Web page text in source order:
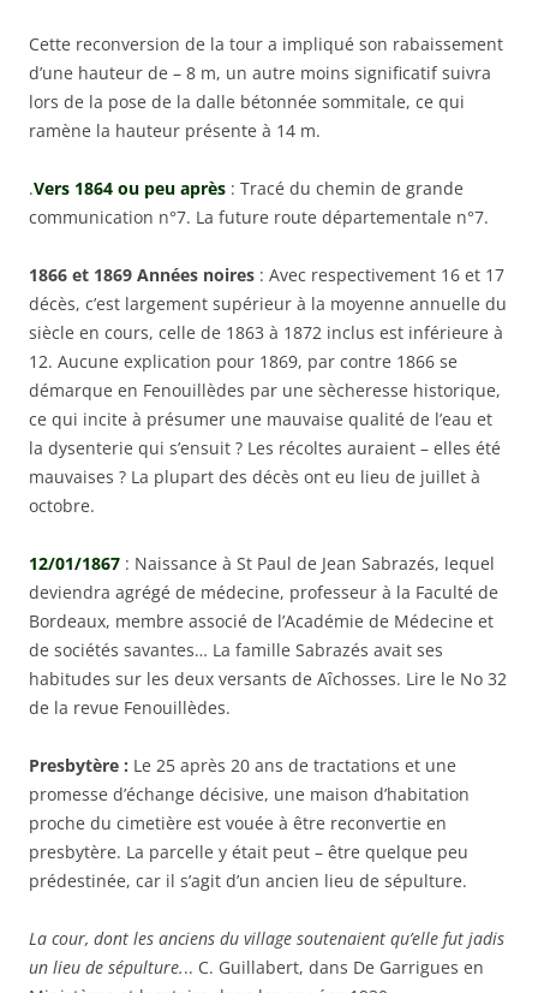
Cette reconversion de la tour a impliqué son rabaissement
d’une hauteur de – 8 m, un autre moins significatif suivra
lors de la pose de la dalle bétonnée sommitale, ce qui
ramène la hauteur présente à 14 m.
.Vers 1864 ou peu après : Tracé du chemin de grande
communication n°7. La future route départementale n°7.
1866 et 1869 Années noires : Avec respectivement 16 et 17
décès, c’est largement supérieur à la moyenne annuelle du
siècle en cours, celle de 1863 à 1872 inclus est inférieure à
12. Aucune explication pour 1869, par contre 1866 se
démarque en Fenouillèdes par une sècheresse historique,
ce qui incite à présumer une mauvaise qualité de l’eau et
la dysenterie qui s’ensuit ? Les récoltes auraient – elles été
mauvaises ? La plupart des décès ont eu lieu de juillet à
octobre.
12/01/1867 : Naissance à St Paul de Jean Sabrazés, lequel
deviendra agrégé de médecine, professeur à la Faculté de
Bordeaux, membre associé de l’Académie de Médecine et
de sociétés savantes… La famille Sabrazés avait ses
habitudes sur les deux versants de Aîchosses. Lire le No 32
de la revue Fenouillèdes.
Presbytère : Le 25 après 20 ans de tractations et une
promesse d’échange décisive, une maison d’habitation
proche du cimetière est vouée à être reconvertie en
presbytère. La parcelle y était peut – être quelque peu
prédestinée, car il s’agit d’un ancien lieu de sépulture.
La cour, dont les anciens du village soutenaient qu’elle fut jadis
un lieu de sépulture... C. Guillabert, dans De Garrigues en